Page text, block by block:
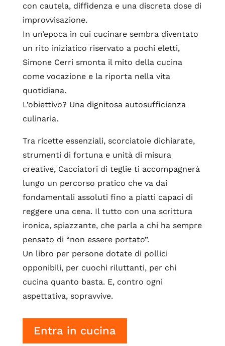
con cautela, diffidenza e una discreta dose di
improvvisazione.
In un’epoca in cui cucinare sembra diventato
un rito iniziatico riservato a pochi eletti,
Simone Cerri smonta il mito della cucina
come vocazione e la riporta nella vita
quotidiana.
L’obiettivo? Una dignitosa autosufficienza
culinaria.
Tra ricette essenziali, scorciatoie dichiarate,
strumenti di fortuna e unità di misura
creative, Cacciatori di teglie ti accompagnerà
lungo un percorso pratico che va dai
fondamentali assoluti fino a piatti capaci di
reggere una cena. Il tutto con una scrittura
ironica, spiazzante, che parla a chi ha sempre
pensato di “non essere portato”.
Un libro per persone dotate di pollici
opponibili, per cuochi riluttanti, per chi
cucina quanto basta. E, contro ogni
aspettativa, sopravvive.
Entra in cucina